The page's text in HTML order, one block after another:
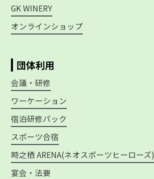
GK WINERY
オンラインショップ
団体利用
会議・研修
ワーケーション
宿泊研修パック
スポーツ合宿
時之栖 ARENA(ネオスポーツヒーローズ)
宴会・法要